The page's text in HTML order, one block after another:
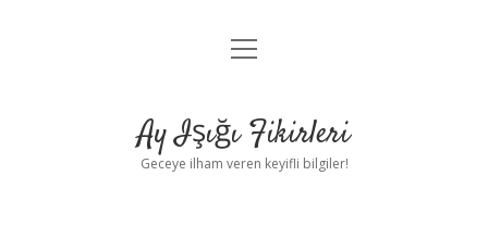
Anasayfa
Yasal Uyarı
menüyü
Ay Işığı Fikirleri
Geceye ilham veren keyifli bilgiler!